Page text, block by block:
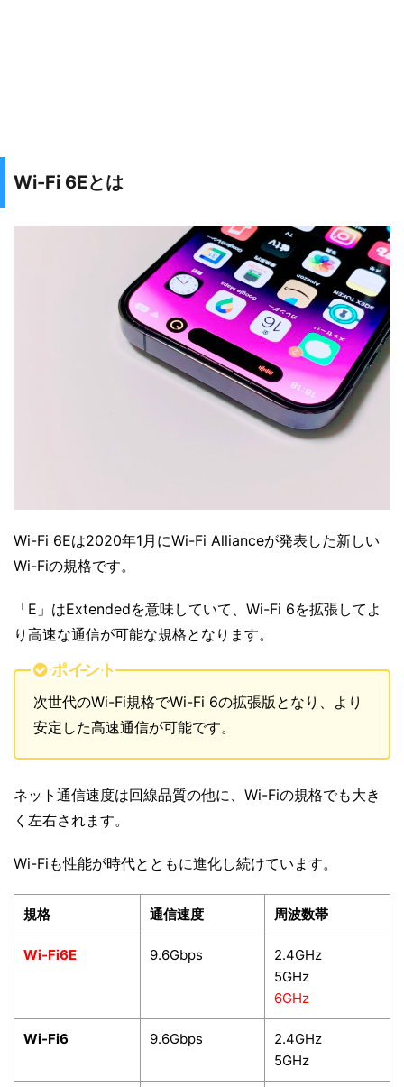
Wi-Fi 6Eとは
Wi-Fi 6Eは2020年1月にWi-Fi Allianceが発表した新しい
Wi-Fiの規格です。
「E」はExtendedを意味していて、Wi-Fi 6を拡張してよ
り高速な通信が可能な規格となります。
ポイント
次世代のWi-Fi規格でWi-Fi 6の拡張版となり、より
安定した高速通信が可能です。
ネット通信速度は回線品質の他に、Wi-Fiの規格でも大き
く左右されます。
Wi-Fiも性能が時代とともに進化し続けています。
規格 通信速度 周波数帯
Wi-Fi6E 9.6Gbps
2.4GHz
5GHz
6GHz
Wi-Fi6 9.6Gbps
2.4GHz
5GHz